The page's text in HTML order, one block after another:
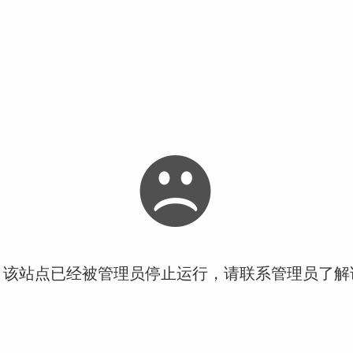
站点已经被管理员停止运行，请联系管理员了